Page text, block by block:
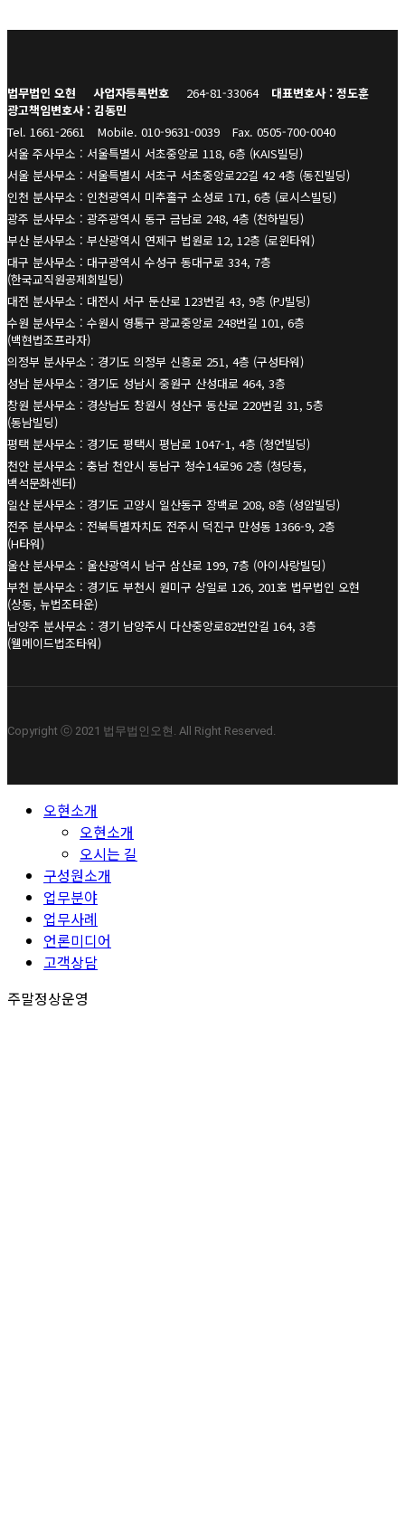
법무법인 오현 사업자등록번호 264-81-33064
대표변호사 : 정도훈
광고책임변호사 : 김동민
Tel. 1661-2661
Mobile. 010-9631-0039
Fax. 0505-700-0040
서울 주사무소 : 서울특별시 서초중앙로 118, 6층 (KAIS빌딩)
서울 분사무소 : 서울특별시 서초구 서초중앙로22길 42 4층 (동진빌딩)
인천 분사무소 : 인천광역시 미추홀구 소성로 171, 6층 (로시스빌딩)
광주 분사무소 : 광주광역시 동구 금남로 248, 4층 (천하빌딩)
부산 분사무소 : 부산광역시 연제구 법원로 12, 12층 (로윈타워)
대구 분사무소 : 대구광역시 수성구 동대구로 334, 7층
(한국교직원공제회빌딩)
대전 분사무소 : 대전시 서구 둔산로 123번길 43, 9층 (PJ빌딩)
수원 분사무소 : 수원시 영통구 광교중앙로 248번길 101, 6층
(백현법조프라자)
의정부 분사무소 : 경기도 의정부 신흥로 251, 4층 (구성타워)
성남 분사무소 : 경기도 성남시 중원구 산성대로 464, 3층
창원 분사무소 : 경상남도 창원시 성산구 동산로 220번길 31, 5층
(동남빌딩)
평택 분사무소 : 경기도 평택시 평남로 1047-1, 4층 (청언빌딩)
천안 분사무소 : 충남 천안시 동남구 청수14로96 2층 (청당동,
백석문화센터)
일산 분사무소 : 경기도 고양시 일산동구 장백로 208, 8층 (성암빌딩)
전주 분사무소 : 전북특별자치도 전주시 덕진구 만성동 1366-9, 2층
(H타워)
울산 분사무소 : 울산광역시 남구 삼산로 199, 7층 (아이사랑빌딩)
부천 분사무소 : 경기도 부천시 원미구 상일로 126, 201호 법무법인 오현
(상동, 뉴법조타운)
남양주 분사무소 : 경기 남양주시 다산중앙로82번안길 164, 3층
(웰메이드법조타워)
Copyright ⓒ 2021 법무법인오현. All Right Reserved.
Close 오현소개
오현소개
오시는 길
구성원소개
업무분야
업무사례
언론미디어
고객상담
주말정상운영